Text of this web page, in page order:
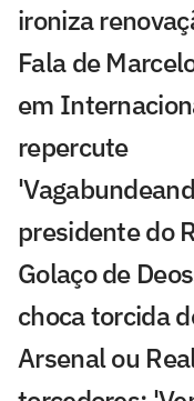
ironiza
Fala de
em
repercute
presidente do
Golaço de
choca torcida
Arsenal ou